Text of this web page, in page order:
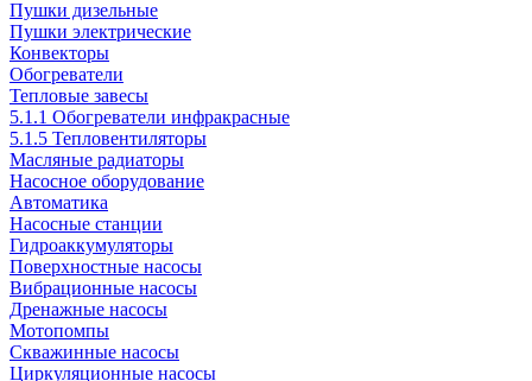
Пушки дизельные
Пушки электрические
Конвекторы
Обогреватели
Тепловые завесы
5.1.1 Обогреватели инфракрасные
5.1.5 Тепловентиляторы
Масляные радиаторы
Насосное оборудование
Автоматика
Насосные станции
Гидроаккумуляторы
Поверхностные насосы
Вибрационные насосы
Дренажные насосы
Мотопомпы
Скважинные насосы
Циркуляционные насосы